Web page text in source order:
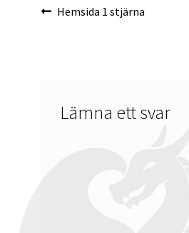
Inläggsnavigering
Föregående
Hemsida 1 stjärna
Lämna ett svar